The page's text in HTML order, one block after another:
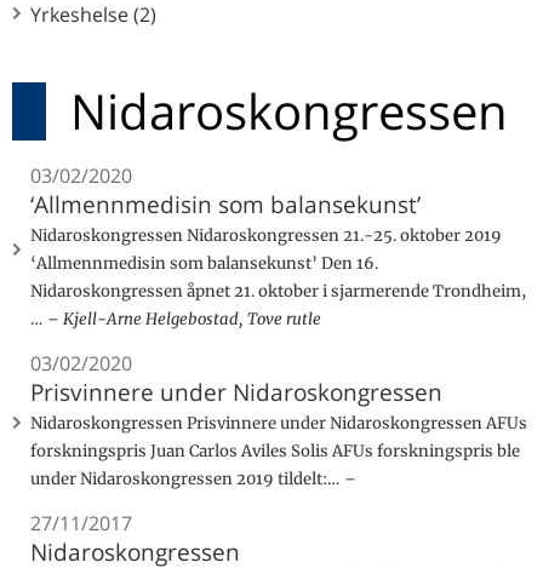
Yrkeshelse (2)
Nidaroskongressen
03/02/2020
‘Allmennmedisin som balansekunst’
Nidaroskongressen Nidaroskongressen 21.-25. oktober 2019
‘Allmennmedisin som balansekunst’ Den 16.
Nidaroskongressen åpnet 21. oktober i sjarmerende Trondheim,
…
Kjell-Arne Helgebostad, Tove rutle
03/02/2020
Prisvinnere under Nidaroskongressen
Nidaroskongressen Prisvinnere under Nidaroskongressen AFUs
forskningspris Juan Carlos Aviles Solis AFUs forskningspris ble
under Nidaroskongressen 2019 tildelt:…
27/11/2017
Nidaroskongressen